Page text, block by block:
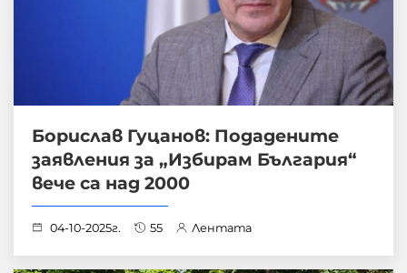
Борислав Гуцанов: Подадените
заявления за „Избирам България“
вече са над 2000
04-10-2025г. 55 Лентата